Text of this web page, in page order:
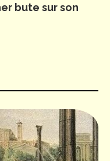
bute sur son